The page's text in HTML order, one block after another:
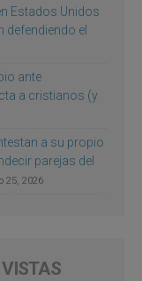
Estados Unidos
defendiendo el
ante
a cristianos (y
a su propio
parejas del
25, 2026